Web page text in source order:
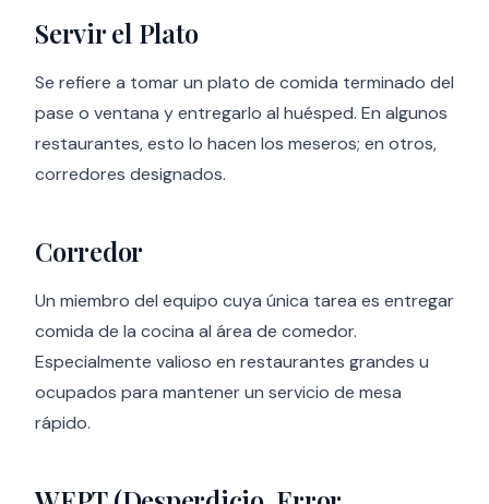
Servir el Plato
Se refiere a tomar un plato de comida terminado del
pase o ventana y entregarlo al huésped. En algunos
restaurantes, esto lo hacen los meseros; en otros,
corredores designados.
Corredor
Un miembro del equipo cuya única tarea es entregar
comida de la cocina al área de comedor.
Especialmente valioso en restaurantes grandes u
ocupados para mantener un servicio de mesa
rápido.